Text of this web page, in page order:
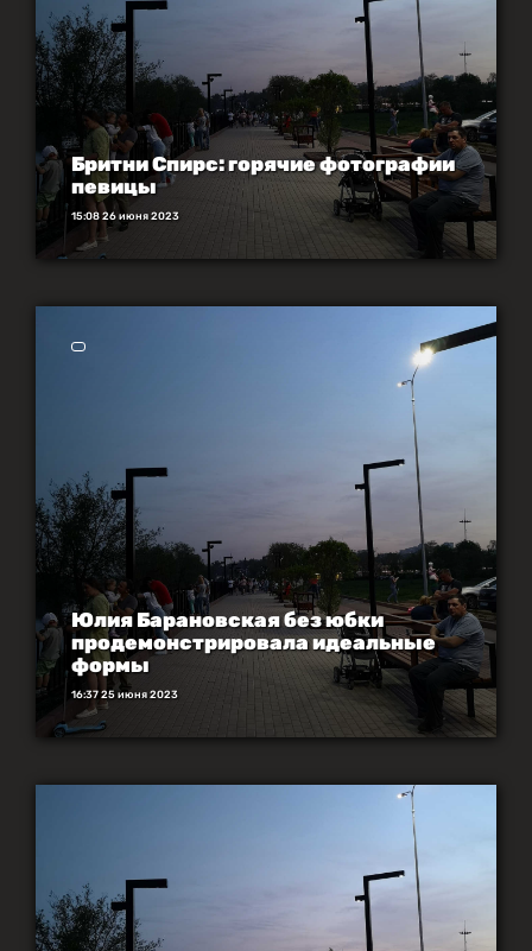
Бритни Спирс: горячие фотографии
певицы
15:08 26 июня 2023
Юлия Барановская без юбки
продемонстрировала идеальные
формы
16:37 25 июня 2023